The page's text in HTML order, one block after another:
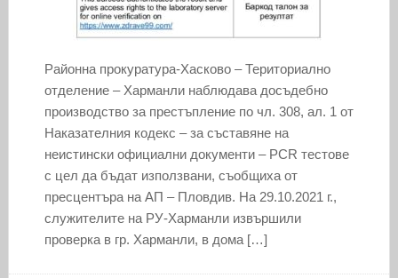
Районна прокуратура-Хасково – Териториално
отделение – Харманли наблюдава досъдебно
производство за престъпление по чл. 308, ал. 1 от
Наказателния кодекс – за съставяне на
неистински официални документи – PCR тестове
с цел да бъдат използвани, съобщиха от
пресцентъра на АП – Пловдив. На 29.10.2021 г.,
служителите на РУ-Харманли извършили
проверка в гр. Харманли, в дома […]